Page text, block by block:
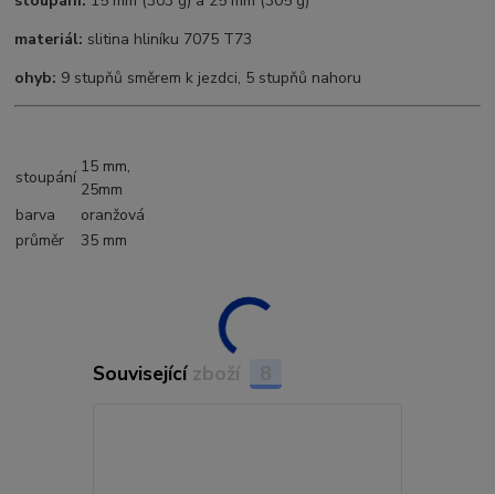
materiál: slitina hliníku 7075 T73
ohyb: 9 stupňů směrem k jezdci, 5 stupňů nahoru
stoupání
15 mm,
25mm
barva
oranžová
průměr
35 mm
Související zboží 8